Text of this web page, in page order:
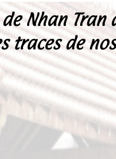
et
Nhan Tran
traces de